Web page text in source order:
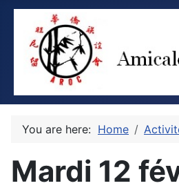
You are here: Home
Mardi 12